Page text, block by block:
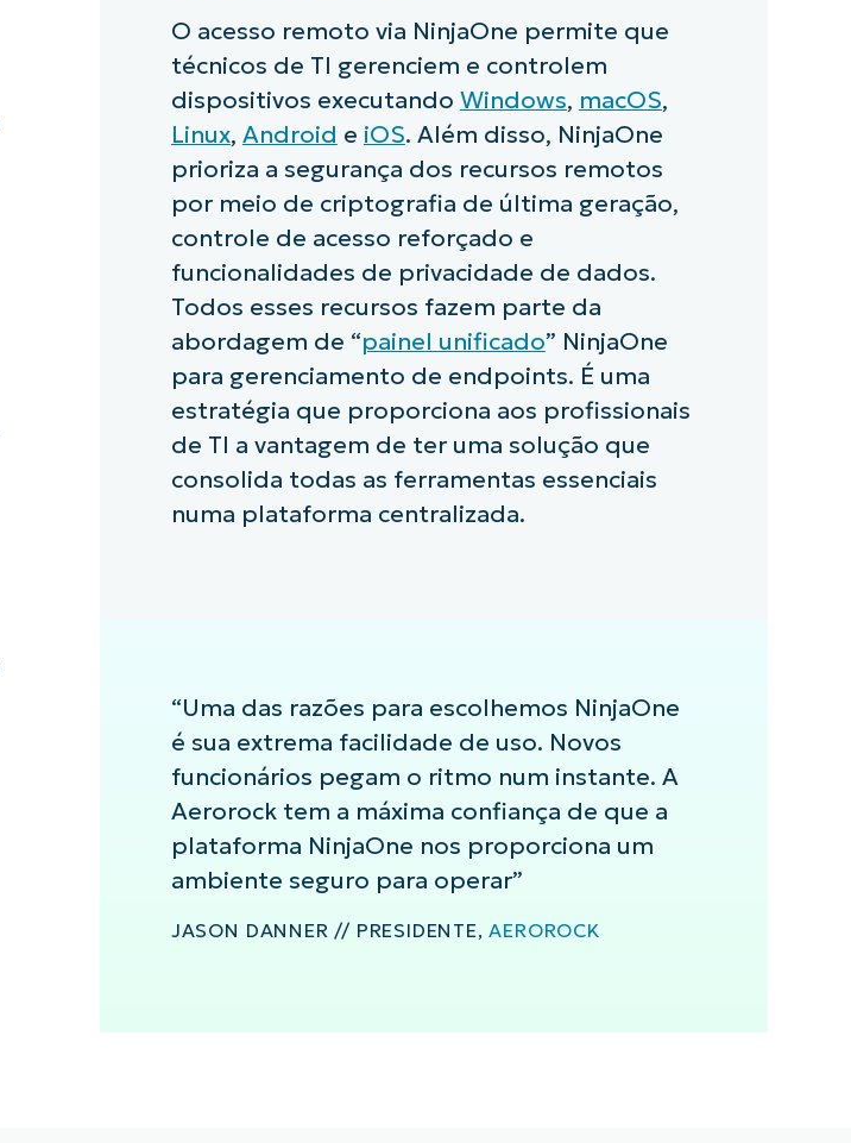
O acesso remoto via NinjaOne permite que
técnicos de TI gerenciem e controlem
dispositivos executando Windows, macOS,
Linux, Android e iOS. Além disso, NinjaOne
prioriza a segurança dos recursos remotos
por meio de criptografia de última geração,
controle de acesso reforçado e
funcionalidades de privacidade de dados.
Todos esses recursos fazem parte da
abordagem de “painel unificado” NinjaOne
para gerenciamento de endpoints. É uma
estratégia que proporciona aos profissionais
de TI a vantagem de ter uma solução que
consolida todas as ferramentas essenciais
numa plataforma centralizada.
“Uma das razões para escolhemos NinjaOne
é sua extrema facilidade de uso. Novos
funcionários pegam o ritmo num instante. A
Aerorock tem a máxima confiança de que a
plataforma NinjaOne nos proporciona um
ambiente seguro para operar”
JASON DANNER // PRESIDENTE,AEROROCK